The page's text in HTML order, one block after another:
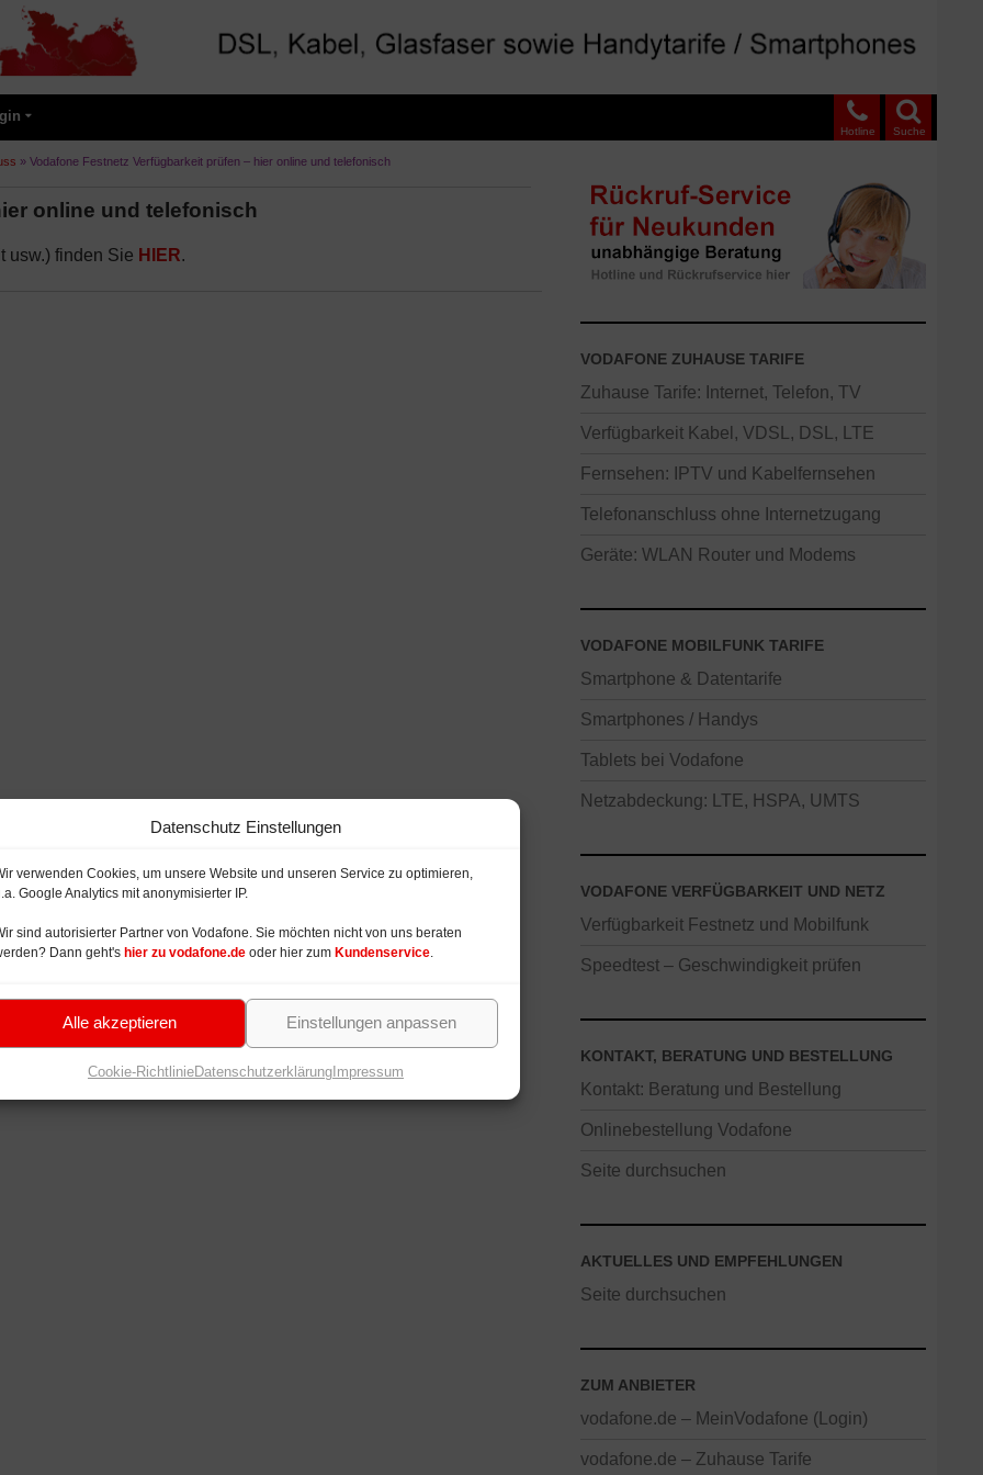
Datenschutz Einstellungen
verwenden Cookies, um unsere Website und unseren Service zu optimieren,
Google Analytics mit anonymisierter IP.
sind autorisierter Partner von Vodafone. Sie möchten nicht von uns beraten
Dann geht's hier zu vodafone.de oder hier zum Kundenservice
Alle akzeptieren Einstellungen anpassen
Cookie-RichtlinieDatenschutzerklärungImpressum
Suche
Hotline
» Vodafone Festnetz Verfügbarkeit prüfen – hier online und telefonisch
online und telefonisch
usw.) finden Sie HIER.
VODAFONE ZUHAUSE TARIFE
Zuhause Tarife: Internet, Telefon, TV
Verfügbarkeit Kabel, VDSL, DSL, LTE
Fernsehen: IPTV und Kabelfernsehen
Telefonanschluss ohne Internetzugang
Geräte: WLAN Router und Modems
VODAFONE MOBILFUNK TARIFE
Smartphone & Datentarife
Smartphones / Handys
Tablets bei Vodafone
Netzabdeckung: LTE, HSPA, UMTS
VODAFONE VERFÜGBARKEIT UND NETZ
Verfügbarkeit Festnetz und Mobilfunk
Speedtest – Geschwindigkeit prüfen
KONTAKT, BERATUNG UND BESTELLUNG
Kontakt: Beratung und Bestellung
Onlinebestellung Vodafone
Seite durchsuchen
AKTUELLES UND EMPFEHLUNGEN
Seite durchsuchen
ZUM ANBIETER
vodafone.de – MeinVodafone (Login)
vodafone.de – Zuhause Tarife